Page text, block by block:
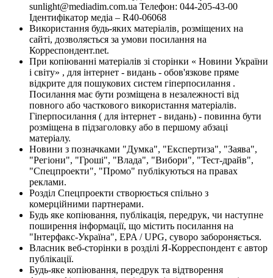
sunlight@mediadim.com.ua Телефон: 044-205-43-00
Ідентифікатор медіа – R40-06068
Використання будь-яких матеріалів, розміщених на
сайті, дозволяється за умови посилання на
Корреспондент.net.
При копіюванні матеріалів зі сторінки « Новини України
і світу» , для інтернет - видань - обов'язкове пряме
відкрите для пошукових систем гіперпосилання .
Посилання має бути розміщена в незалежності від
повного або часткового використання матеріалів.
Гіперпосилання ( для інтернет - видань) - повинна бути
розміщена в підзаголовку або в першому абзаці
матеріалу.
Новини з позначками "Думка", "Експертиза", "Заява",
"Регіони", "Гроші", "Влада", "Вибори", "Тест-драйв",
"Спецпроекти", "Промо" публікуються на правах
реклами.
Розділ Спецпроекти створюється спільно з
комерційними партнерами.
Будь яке копіювання, публікація, передрук, чи наступне
поширення інформації, що містить посилання на
"Інтерфакс-Україна", EPA / UPG, суворо забороняється.
Власник веб-сторінки в розділі Я-Корреспондент є автор
публікації.
Будь-яке копіювання, передрук та відтворення